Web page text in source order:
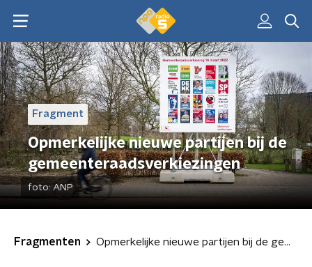
Fragment
Opmerkelijke nieuwe partijen bij de
gemeenteraadsverkiezingen
foto:ANP
Fragmenten Opmerkelijke nieuwe partijen bij de gemeenteraadsverkiezingen